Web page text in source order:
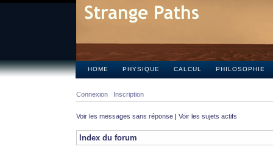
HOME PHYSIQUE CALCUL PHILOSOPHIE
Connexion Inscription
Voir les messages sans réponse | Voir les sujets actifs
Index du forum